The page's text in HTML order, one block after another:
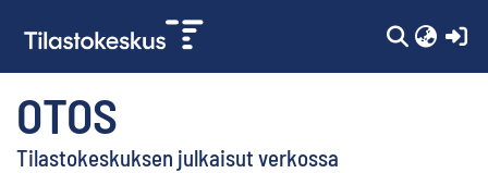
OTOS
Tilastokeskuksen julkaisut verkossa